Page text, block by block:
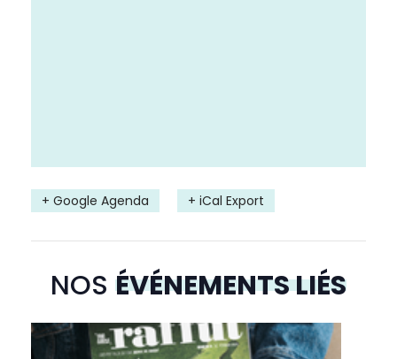
+ Google Agenda + iCal Export
NOS ÉVÉNEMENTS LIÉS